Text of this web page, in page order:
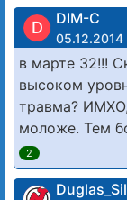
D DIM-C
05.12.2014
в марте 32!!!
высоком
травма?
моложе. Тем
2